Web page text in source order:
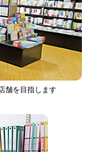
舗を目指します